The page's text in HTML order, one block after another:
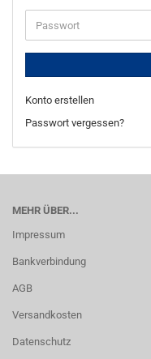
Adresse
Passwort
Konto erstellen
Passwort vergessen?
MEHR ÜBER...
Impressum
Bankverbindung
AGB
Versandkosten
Datenschutz